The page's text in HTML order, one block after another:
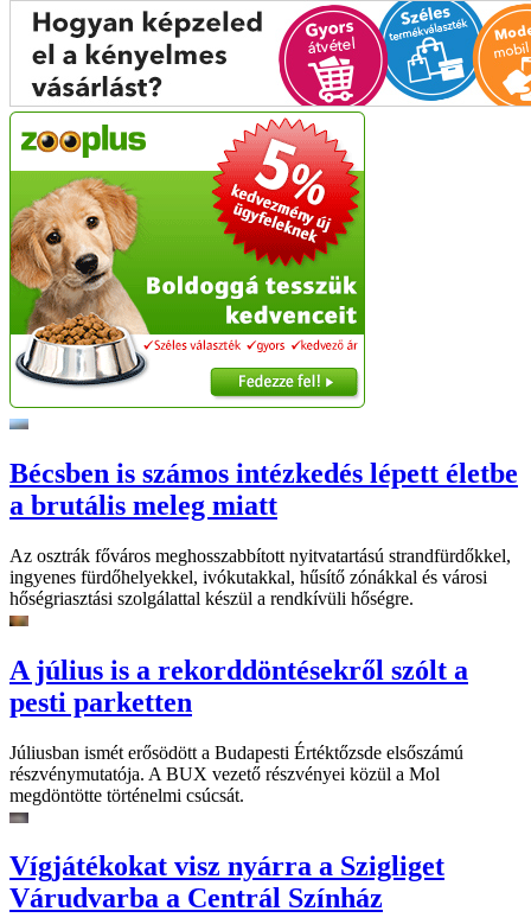
Bécsben is számos intézkedés lépett életbe
a brutális meleg miatt
Az osztrák főváros meghosszabbított nyitvatartású strandfürdőkkel,
ingyenes fürdőhelyekkel, ivókutakkal, hűsítő zónákkal és városi
hőségriasztási szolgálattal készül a rendkívüli hőségre.
A július is a rekorddöntésekről szólt a
pesti parketten
Júliusban ismét erősödött a Budapesti Értéktőzsde elsőszámú
részvénymutatója. A BUX vezető részvényei közül a Mol
megdöntötte történelmi csúcsát.
Vígjátékokat visz nyárra a Szigliget
Várudvarba a Centrál Színház